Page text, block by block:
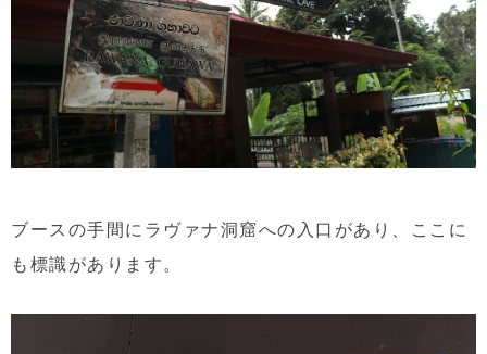
ブースの手間にラヴァナ洞窟への入口があり、ここに
も標識があります。